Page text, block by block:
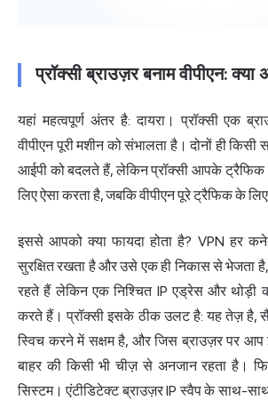
प्रॉक्सी ब्राउज़र बनाम वीपीएन: क्या
यहां महत्वपूर्ण अंतर है: दायरा। प्रॉक्सी एक
वीपीएन पूरी मशीन को संभालता है। दोनों ही किसी
आईपी को बदलते हैं, लेकिन प्रॉक्सी आपके
लिए ऐसा करता है, जबकि वीपीएन पूरे ट्रैफिक के
इससे आपको क्या फायदा होता है? VPN हर
सुरक्षित रखता है और उसे एक ही निकास से भेजता
रहते हैं लेकिन एक निश्चित IP एड्रेस और थोड़ी
करते हैं। प्रॉक्सी इसके ठीक उलट है: यह तेज़ है,
स्विच करने में सक्षम है, और जिस ब्राउज़र पर
बाहर की किसी भी चीज़ से अनजान रहता है।
सिस्टम।एंटीडिटेक्ट ब्राउज़रIP स्वैप के साथ-